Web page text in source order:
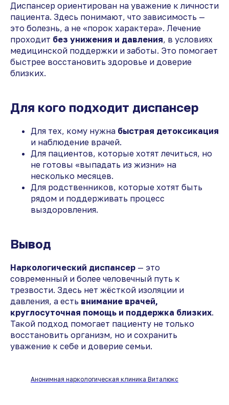
Диспансер ориентирован на уважение к личности
пациента. Здесь понимают, что зависимость —
это болезнь, а не «порок характера». Лечение
проходит без унижения и давления, в условиях
медицинской поддержки и заботы. Это помогает
быстрее восстановить здоровье и доверие
близких.
Для кого подходит диспансер
Для тех, кому нужна быстрая детоксикация
и наблюдение врачей.
Для пациентов, которые хотят лечиться, но
не готовы «выпадать из жизни» на
несколько месяцев.
Для родственников, которые хотят быть
рядом и поддерживать процесс
выздоровления.
Вывод
Наркологический диспансер — это
современный и более человечный путь к
трезвости. Здесь нет жёсткой изоляции и
давления, а есть внимание врачей,
круглосуточная помощь и поддержка близких.
Такой подход помогает пациенту не только
восстановить организм, но и сохранить
уважение к себе и доверие семьи.
Анонимная наркологическая клиника Виталюкс